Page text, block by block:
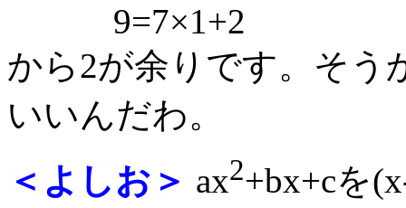
9=7×1+2
から2が余りです。そう
いいんだわ。
＜よしお＞ ax2+bx+cを